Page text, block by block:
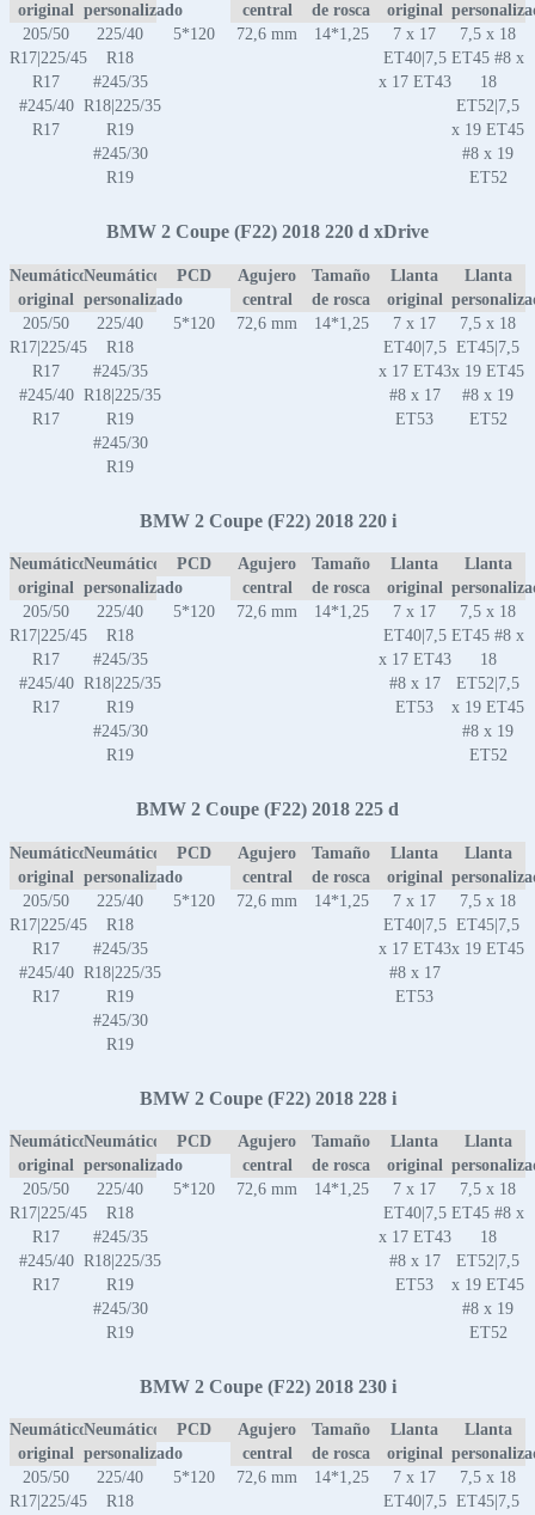
original personalizado
central
de rosca
original
205/50
R17|225/45
R17
#245/40
R17
225/40
R18
#245/35
R18|225/35
R19
#245/30
R19
5*120 72,6 mm 14*1,25
7 x 17
ET40|7,5
x 17 ET43
7,5 x 18
ET45 #8 x
18
ET52|7,5
x 19 ET45
#8 x 19
ET52
BMW 2 Coupe (F22) 2018 220 d xDrive
Neumático
original
Neumático
personalizado
PCD
Agujero
central
Tamaño
de rosca
Llanta
original
Llanta
205/50
R17|225/45
R17
#245/40
R17
225/40
R18
#245/35
R18|225/35
R19
#245/30
R19
5*120 72,6 mm 14*1,25
7 x 17
ET40|7,5
x 17 ET43
#8 x 17
ET53
7,5 x 18
ET45|7,5
x 19 ET45
#8 x 19
ET52
BMW 2 Coupe (F22) 2018 220 i
Neumático
original
Neumático
personalizado
PCD
Agujero
central
Tamaño
de rosca
Llanta
original
Llanta
205/50
R17|225/45
R17
#245/40
R17
225/40
R18
#245/35
R18|225/35
R19
#245/30
R19
5*120 72,6 mm 14*1,25
7 x 17
ET40|7,5
x 17 ET43
#8 x 17
ET53
7,5 x 18
ET45 #8 x
18
ET52|7,5
x 19 ET45
#8 x 19
ET52
BMW 2 Coupe (F22) 2018 225 d
Neumático
original
Neumático
personalizado
PCD
Agujero
central
Tamaño
de rosca
Llanta
original
Llanta
205/50
R17|225/45
R17
#245/40
R17
225/40
R18
#245/35
R18|225/35
R19
#245/30
R19
5*120 72,6 mm 14*1,25
7 x 17
ET40|7,5
x 17 ET43
#8 x 17
ET53
7,5 x 18
ET45|7,5
x 19 ET45
BMW 2 Coupe (F22) 2018 228 i
Neumático
original
Neumático
personalizado
PCD
Agujero
central
Tamaño
de rosca
Llanta
original
Llanta
205/50
R17|225/45
R17
#245/40
R17
225/40
R18
#245/35
R18|225/35
R19
#245/30
R19
5*120 72,6 mm 14*1,25
7 x 17
ET40|7,5
x 17 ET43
#8 x 17
ET53
7,5 x 18
ET45 #8 x
18
ET52|7,5
x 19 ET45
#8 x 19
ET52
BMW 2 Coupe (F22) 2018 230 i
Neumático
original
Neumático
personalizado
PCD
Agujero
central
Tamaño
de rosca
Llanta
original
Llanta
205/50
R17|225/45
225/40
R18
5*120 72,6 mm 14*1,25
7 x 17
ET40|7,5
7,5 x 18
ET45|7,5